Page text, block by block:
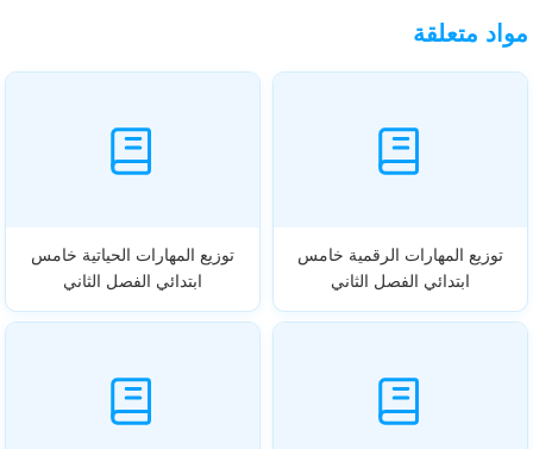
مواد متعلقة
توزيع المهارات الرقمية خامس
ابتدائي الفصل الثاني
توزيع المهارات الحياتية خامس
ابتدائي الفصل الثاني